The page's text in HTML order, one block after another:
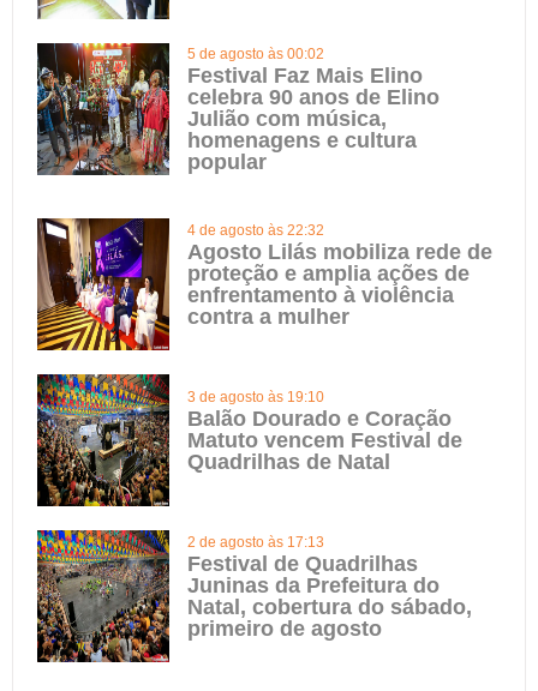
5 de agosto às 00:02
Festival Faz Mais Elino
celebra 90 anos de Elino
Julião com música,
homenagens e cultura
popular
4 de agosto às 22:32
Agosto Lilás mobiliza rede de
proteção e amplia ações de
enfrentamento à violência
contra a mulher
3 de agosto às 19:10
Balão Dourado e Coração
Matuto vencem Festival de
Quadrilhas de Natal
2 de agosto às 17:13
Festival de Quadrilhas
Juninas da Prefeitura do
Natal, cobertura do sábado,
primeiro de agosto